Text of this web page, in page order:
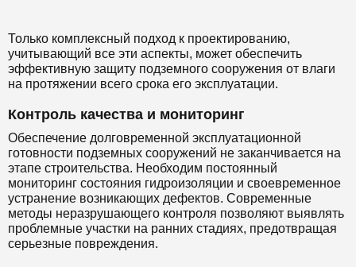
Только комплексный подход к проектированию,
учитывающий все эти аспекты, может обеспечить
эффективную защиту подземного сооружения от влаги
на протяжении всего срока его эксплуатации.
Контроль качества и мониторинг
Обеспечение долговременной эксплуатационной
готовности подземных сооружений не заканчивается на
этапе строительства. Необходим постоянный
мониторинг состояния гидроизоляции и своевременное
устранение возникающих дефектов. Современные
методы неразрушающего контроля позволяют выявлять
проблемные участки на ранних стадиях, предотвращая
серьезные повреждения.